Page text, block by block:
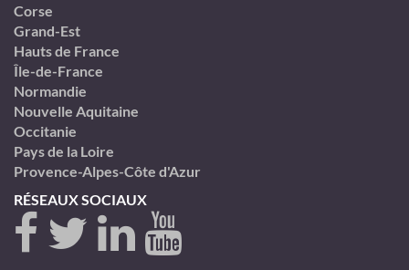
Corse
Grand-Est
Hauts de France
Île-de-France
Normandie
Nouvelle Aquitaine
Occitanie
Pays de la Loire
Provence-Alpes-Côte d'Azur
RÉSEAUX SOCIAUX